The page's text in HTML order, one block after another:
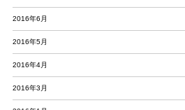
2016年6月
2016年5月
2016年4月
2016年3月